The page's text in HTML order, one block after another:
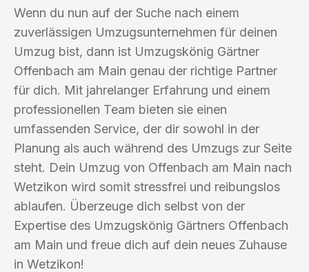
Wenn du nun auf der Suche nach einem
zuverlässigen Umzugsunternehmen für deinen
Umzug bist, dann ist Umzugskönig Gärtner
Offenbach am Main genau der richtige Partner
für dich. Mit jahrelanger Erfahrung und einem
professionellen Team bieten sie einen
umfassenden Service, der dir sowohl in der
Planung als auch während des Umzugs zur Seite
steht. Dein Umzug von Offenbach am Main nach
Wetzikon wird somit stressfrei und reibungslos
ablaufen. Überzeuge dich selbst von der
Expertise des Umzugskönig Gärtners Offenbach
am Main und freue dich auf dein neues Zuhause
in Wetzikon!